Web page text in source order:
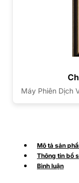
Máy Phiên Dịch
Mô tả sản
Thông tin bổ
Bình luận